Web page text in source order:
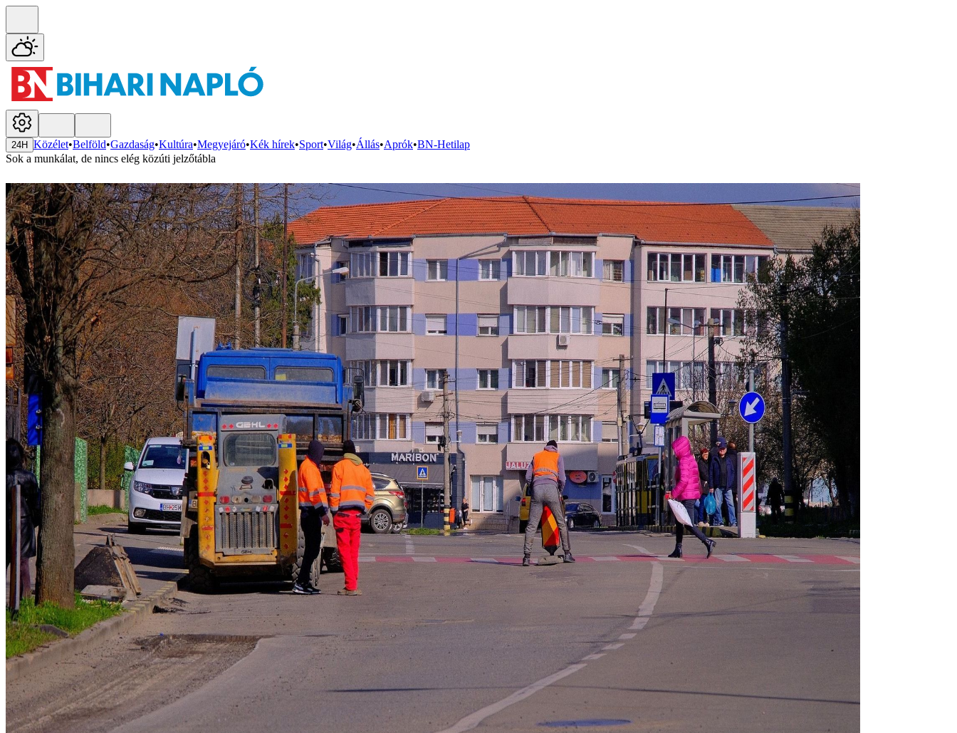
24H Közélet•Belföld•Gazdaság•Kultúra•Megyejáró•Kék hírek•Sport•Világ•Állás•Aprók•BN-Hetilap
Sok a munkálat, de nincs elég közúti jelzőtábla